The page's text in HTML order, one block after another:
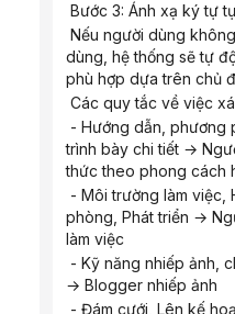
Bước 3: Ánh xạ ký tự
dùng, hệ thống sẽ tự
phù hợp dựa trên chủ
Các quy tắc về việc
trình bày chi tiết →
thức theo phong cách
phòng, Phát triển →
làm việc
→ Blogger nhiếp ảnh